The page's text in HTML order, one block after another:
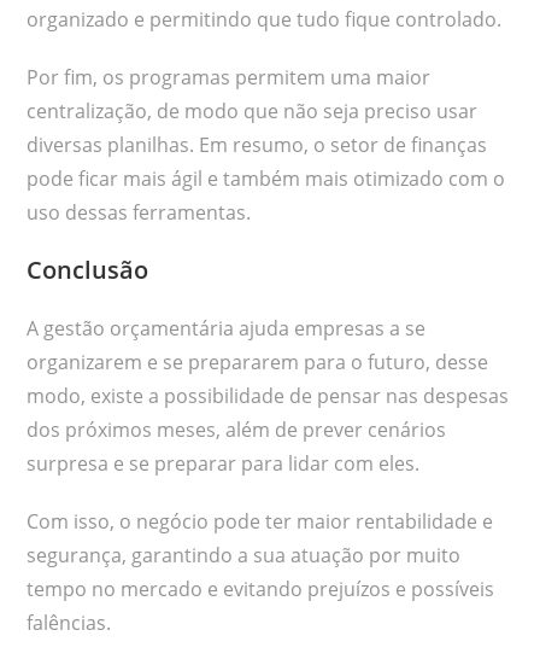
organizado e permitindo que tudo fique controlado.
Por fim, os programas permitem uma maior
centralização, de modo que não seja preciso usar
diversas planilhas. Em resumo, o setor de finanças
pode ficar mais ágil e também mais otimizado com o
uso dessas ferramentas.
Conclusão
A gestão orçamentária ajuda empresas a se
organizarem e se prepararem para o futuro, desse
modo, existe a possibilidade de pensar nas despesas
dos próximos meses, além de prever cenários
surpresa e se preparar para lidar com eles.
Com isso, o negócio pode ter maior rentabilidade e
segurança, garantindo a sua atuação por muito
tempo no mercado e evitando prejuízos e possíveis
falências.